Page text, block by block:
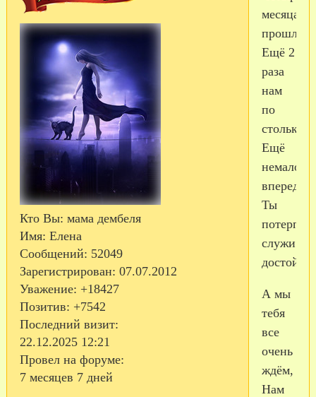
Кто Вы: мама дембеля
Имя: Елена
Сообщений: 52049
Зарегистрирован: 07.07.2012
Уважение: +18427
Позитив: +7542
Последний визит:
22.12.2025 12:21
Провел на форуме:
7 месяцев 7 дней
месяца
прошли,
Ещё 2
раза
нам
по
столько,
Ещё
немало
впереди,
Ты
потерпи,
служи
достойно!
А мы
тебя
все
очень
ждём,
Нам